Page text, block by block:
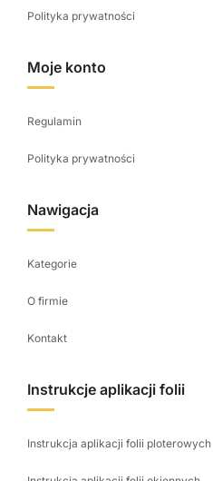
Polityka prywatności
Moje konto
Regulamin
Polityka prywatności
Nawigacja
Kategorie
O firmie
Kontakt
Instrukcje aplikacji folii
Instrukcja aplikacji folii ploterowych